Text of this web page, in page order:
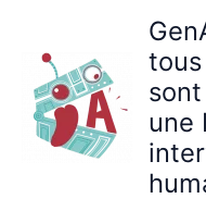
contenu
une